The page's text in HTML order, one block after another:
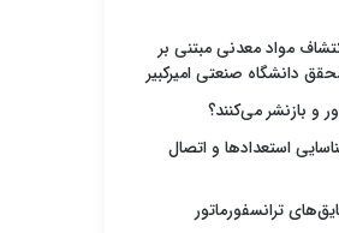
مواد معدنی مبتنی بر
دانشگاه صنعتی امیرکبیر
و بازنشر می‌کنند؟
استعدادها و اتصال
ترانسفورماتور